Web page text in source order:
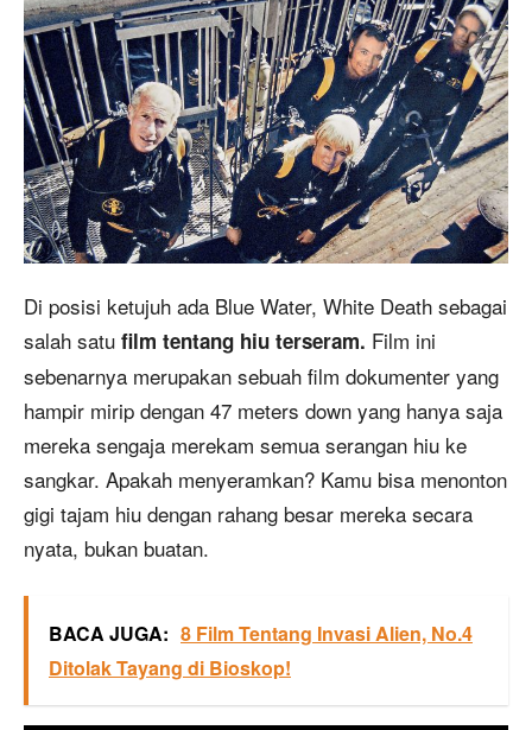
Di posisi ketujuh ada Blue Water, White Death sebagai
salah satu film tentang hiu terseram. Film ini
sebenarnya merupakan sebuah film dokumenter yang
hampir mirip dengan 47 meters down yang hanya saja
mereka sengaja merekam semua serangan hiu ke
sangkar. Apakah menyeramkan? Kamu bisa menonton
gigi tajam hiu dengan rahang besar mereka secara
nyata, bukan buatan.
BACA JUGA: 8 Film Tentang Invasi Alien, No.4
Ditolak Tayang di Bioskop!